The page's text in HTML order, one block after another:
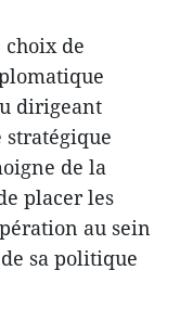
choix de
dirigeant
de la
placer les
au sein
sa politique